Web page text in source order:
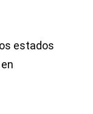
estados